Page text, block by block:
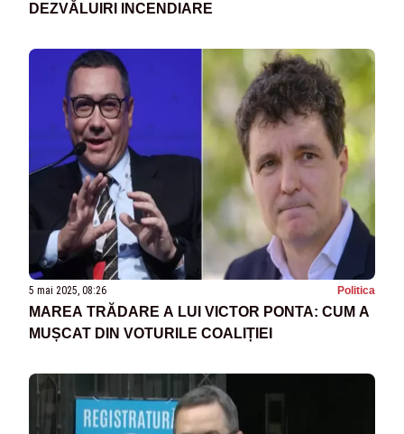
DEZVĂLUIRI INCENDIARE
5 mai 2025, 08:26 Politica
MAREA TRĂDARE A LUI VICTOR PONTA: CUM A
MUȘCAT DIN VOTURILE COALIȚIEI